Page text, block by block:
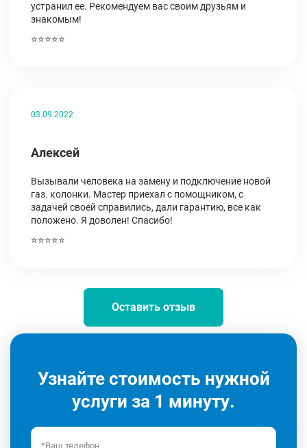
устранил ее. Рекомендуем вас своим друзьям и
знакомым!
⭐⭐⭐⭐⭐
03.09.2022
Алексей
Вызывали человека на замену и подключение новой
газ. колонки. Мастер приехал с помощником, с
задачей своей справились, дали гарантию, все как
положено. Я доволен! Спасибо!
⭐⭐⭐⭐⭐
Оставить отзыв
Узнайте стоимость нужной
услуги за 1 минуту.